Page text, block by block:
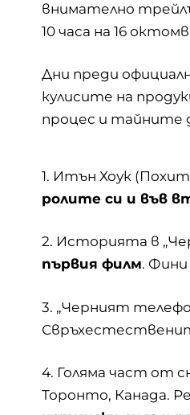
внимателно
10 часа на 16
Дни преди
кулисите на
процес и тайните
1. Итън Хоук
ролите си и във
2. Историята в
първия филм.
3. „Черният
4. Голяма част от
Торонто, Канада.